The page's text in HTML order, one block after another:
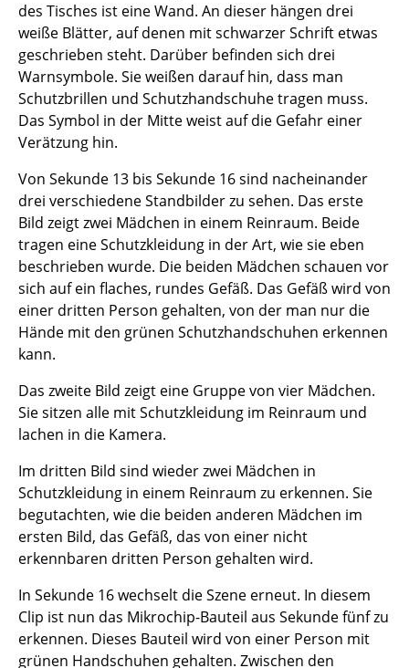
des Tisches ist eine Wand. An dieser hängen drei
weiße Blätter, auf denen mit schwarzer Schrift etwas
geschrieben steht. Darüber befinden sich drei
Warnsymbole. Sie weißen darauf hin, dass man
Schutzbrillen und Schutzhandschuhe tragen muss.
Das Symbol in der Mitte weist auf die Gefahr einer
Verätzung hin.
Von Sekunde 13 bis Sekunde 16 sind nacheinander
drei verschiedene Standbilder zu sehen. Das erste
Bild zeigt zwei Mädchen in einem Reinraum. Beide
tragen eine Schutzkleidung in der Art, wie sie eben
beschrieben wurde. Die beiden Mädchen schauen vor
sich auf ein flaches, rundes Gefäß. Das Gefäß wird von
einer dritten Person gehalten, von der man nur die
Hände mit den grünen Schutzhandschuhen erkennen
kann.
Das zweite Bild zeigt eine Gruppe von vier Mädchen.
Sie sitzen alle mit Schutzkleidung im Reinraum und
lachen in die Kamera.
Im dritten Bild sind wieder zwei Mädchen in
Schutzkleidung in einem Reinraum zu erkennen. Sie
begutachten, wie die beiden anderen Mädchen im
ersten Bild, das Gefäß, das von einer nicht
erkennbaren dritten Person gehalten wird.
In Sekunde 16 wechselt die Szene erneut. In diesem
Clip ist nun das Mikrochip-Bauteil aus Sekunde fünf zu
erkennen. Dieses Bauteil wird von einer Person mit
grünen Handschuhen gehalten. Zwischen den